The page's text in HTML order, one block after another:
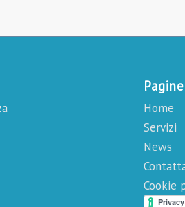
Pagine
Home
Servizi
News
Cookie